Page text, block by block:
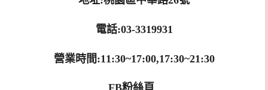
電話:03-3319931
營業時間:11:30~17:00,17:30~21:30